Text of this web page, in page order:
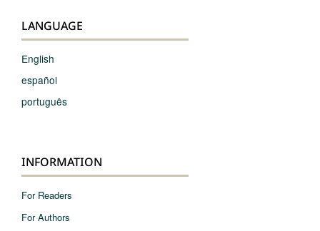
LANGUAGE
English
español
português
INFORMATION
For Readers
For Authors